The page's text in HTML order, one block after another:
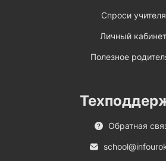
Спроси учителя
Личный кабинет
Полезное
Обратная